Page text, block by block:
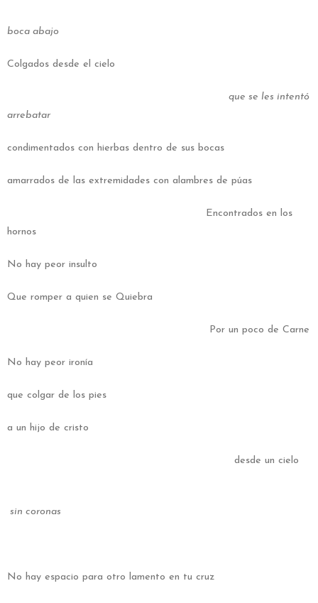
boca abajo
Colgados desde el cielo
que se les intentó
arrebatar
condimentados con hierbas dentro de sus bocas
amarrados de las extremidades con alambres de púas
Encontrados en los
hornos
No hay peor insulto
Que romper a quien se Quiebra
Por un poco de Carne
No hay peor ironía
que colgar de los pies
a un hijo de cristo
desde un cielo
sin coronas
No hay espacio para otro lamento en tu cruz